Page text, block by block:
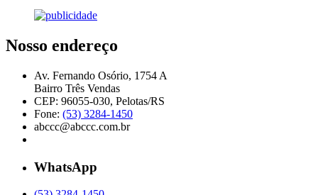
Nosso endereço
Av. Fernando Osório, 1754 A
Bairro Três Vendas
CEP: 96055-030, Pelotas/RS
Fone: (53) 3284-1450
abccc@abccc.com.br
WhatsApp